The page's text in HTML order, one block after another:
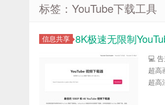
标签：YouTube下载工具
信息共享 8K极速无限制
💻
超高
超高